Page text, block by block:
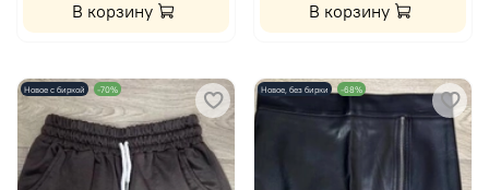
В корзину В корзину
Новое с биркой -70% Новое, без бирки -68%